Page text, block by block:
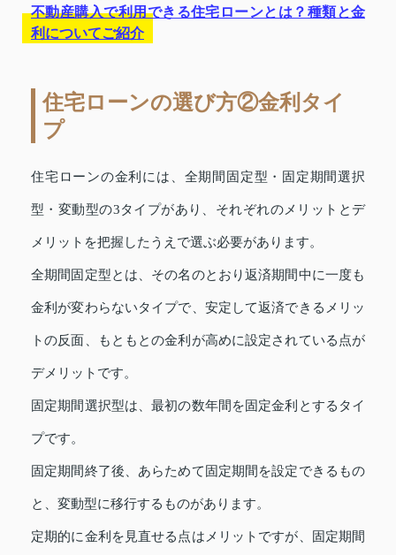
不動産購入で利用できる住宅ローンとは？種類と金
利についてご紹介
住宅ローンの選び方②金利タイ
プ
住宅ローンの金利には、全期間固定型・固定期間選択
型・変動型の3タイプがあり、それぞれのメリットとデ
メリットを把握したうえで選ぶ必要があります。
全期間固定型とは、その名のとおり返済期間中に一度も
金利が変わらないタイプで、安定して返済できるメリッ
トの反面、もともとの金利が高めに設定されている点が
デメリットです。
固定期間選択型は、最初の数年間を固定金利とするタイ
プです。
固定期間終了後、あらためて固定期間を設定できるもの
と、変動型に移行するものがあります。
定期的に金利を見直せる点はメリットですが、固定期間